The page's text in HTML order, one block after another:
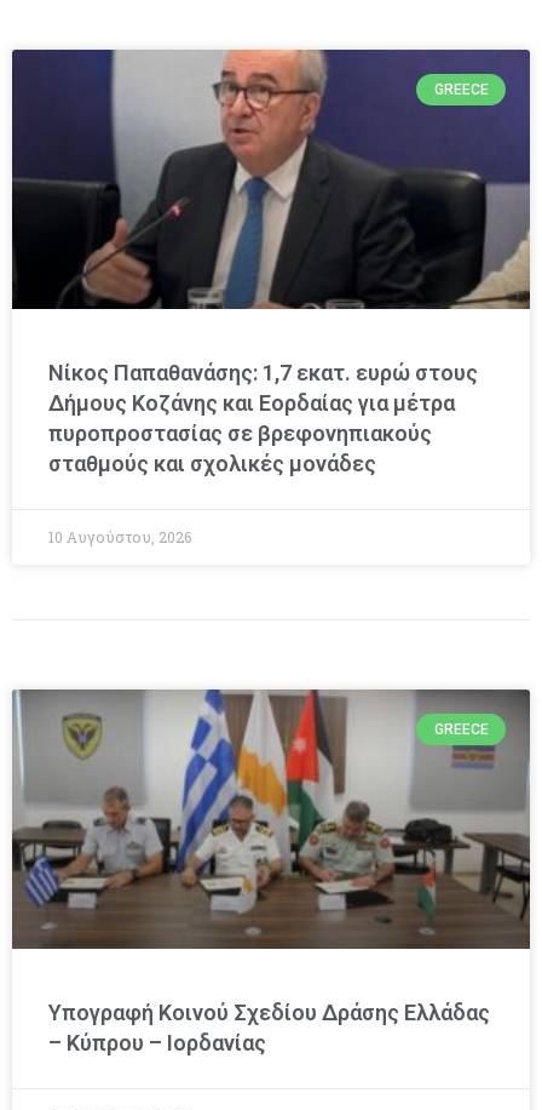
GREECE
Νίκος Παπαθανάσης: 1,7 εκατ. ευρώ στους
Δήμους Κοζάνης και Εορδαίας για μέτρα
πυροπροστασίας σε βρεφονηπιακούς
σταθμούς και σχολικές μονάδες
10 Αυγούστου, 2026
GREECE
Υπογραφή Κοινού Σχεδίου Δράσης Ελλάδας
– Κύπρου – Ιορδανίας